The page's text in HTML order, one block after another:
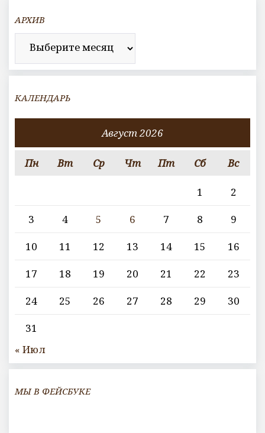
АРХИВ
Архив
КАЛЕНДАРЬ
Август 2026
Пн Вт Ср Чт Пт Сб Вс
1
2
3
4 5 6 7 8
9
10
11 12 13 14 15
16
17
18 19 20 21 22
23
24
25 26 27 28 29
30
31
« Июл
МЫ В ФЕЙСБУКЕ